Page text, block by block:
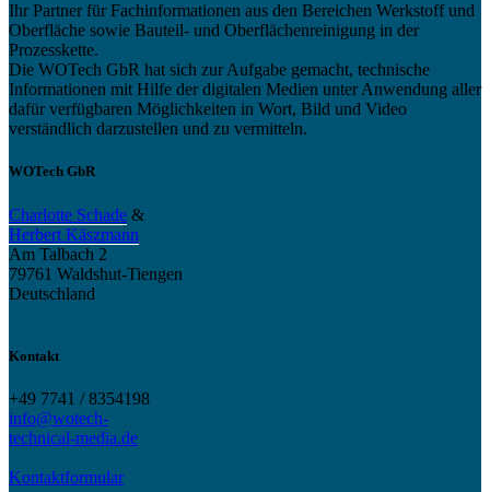
Ihr Partner für Fachinformationen aus den Bereichen Werkstoff und
Oberfläche sowie Bauteil- und Oberflächenreinigung in der
Prozesskette.
Die WOTech GbR hat sich zur Aufgabe gemacht, technische
Informationen mit Hilfe der digitalen Medien unter Anwendung aller
dafür verfügbaren Möglichkeiten in Wort, Bild und Video
verständlich darzustellen und zu vermitteln.
WOTech GbR
Charlotte Schade &
Herbert Käszmann
Am Talbach 2
79761 Waldshut-Tiengen
Deutschland
Kontakt
+49 7741 / 8354198
info@wotech-
technical-media.de
Kontaktformular